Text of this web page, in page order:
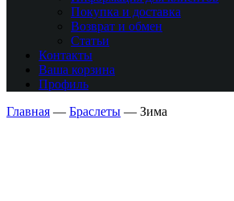
Покупка и доставка
Возврат и обмен
Статьи
Контакты
Ваша корзина
Профиль
Главная — Браслеты — Зима